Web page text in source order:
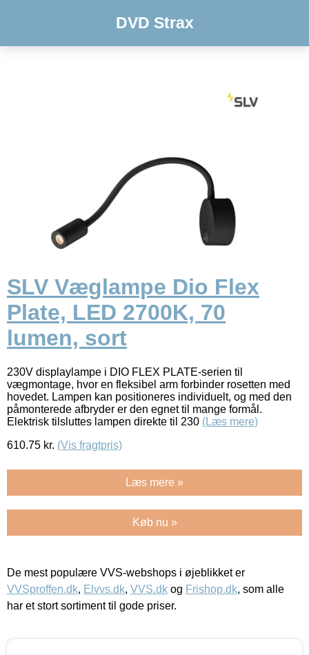
DVD Strax
SLV Væglampe Dio Flex
Plate, LED 2700K, 70
lumen, sort
230V displaylampe i DIO FLEX PLATE-serien til
vægmontage, hvor en fleksibel arm forbinder rosetten med
hovedet. Lampen kan positioneres individuelt, og med den
påmonterede afbryder er den egnet til mange formål.
Elektrisk tilsluttes lampen direkte til 230 (Læs mere)
610.75 kr. (Vis fragtpris)
Læs mere »
Køb nu »
De mest populære VVS-webshops i øjeblikket er
VVSproffen.dk, Elvvs.dk, VVS.dk og Frishop.dk, som alle
har et stort sortiment til gode priser.